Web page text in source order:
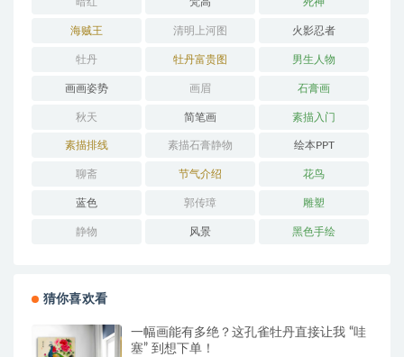
暗红 梵高 死神
海贼王 清明上河图 火影忍者
牡丹 牡丹富贵图 男生人物
画画姿势 画眉 石膏画
秋天 简笔画 素描入门
素描排线 素描石膏静物 绘本PPT
聊斋 节气介绍 花鸟
蓝色 郭传璋 雕塑
静物 风景 黑色手绘
猜你喜欢看
一幅画能有多绝？这孔雀牡丹直接让我 “哇
塞” 到想下单！